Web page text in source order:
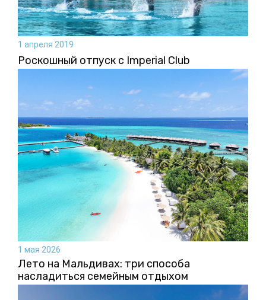
1 апреля 2019
Роскошный отпуск с Imperial Club
1 мая 2026
Лето на Мальдивах: три способа
насладиться семейным отдыхом